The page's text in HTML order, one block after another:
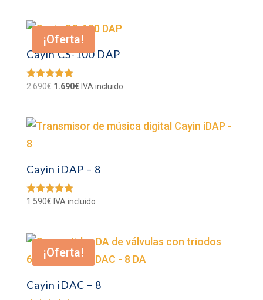
¡Oferta!
Cayin CS-100 DAP
Valorado
2.690€ El
era:
1.690€El
es:
IVA incluido
Cayin iDAP – 8
Valorado
1.590€ IVA incluido
¡Oferta!
Cayin iDAC – 8